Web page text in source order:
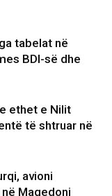
tabelat në
BDI-së dhe
ethet e Nilit
të shtruar në
avioni
Maqedoni